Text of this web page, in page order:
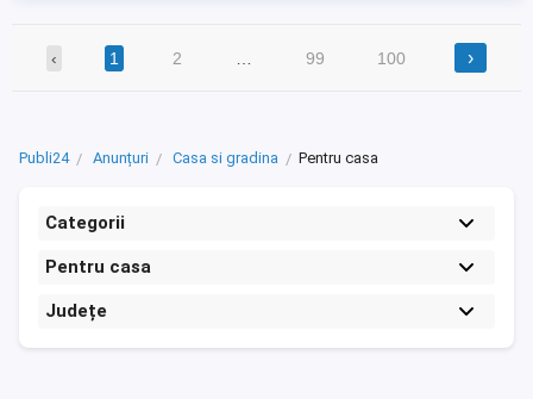
‹ 1 2 99 100 ›
Publi24 Anunțuri Casa si gradina Pentru casa
Categorii
Pentru casa
Județe